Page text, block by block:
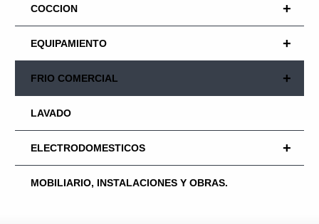
+
COCCION
+
EQUIPAMIENTO
+
FRIO COMERCIAL
LAVADO
+
ELECTRODOMESTICOS
MOBILIARIO, INSTALACIONES Y OBRAS.